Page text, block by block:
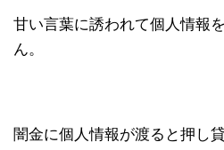
甘い言葉に誘われて個人情報
ん。
闇金に個人情報が渡ると押し